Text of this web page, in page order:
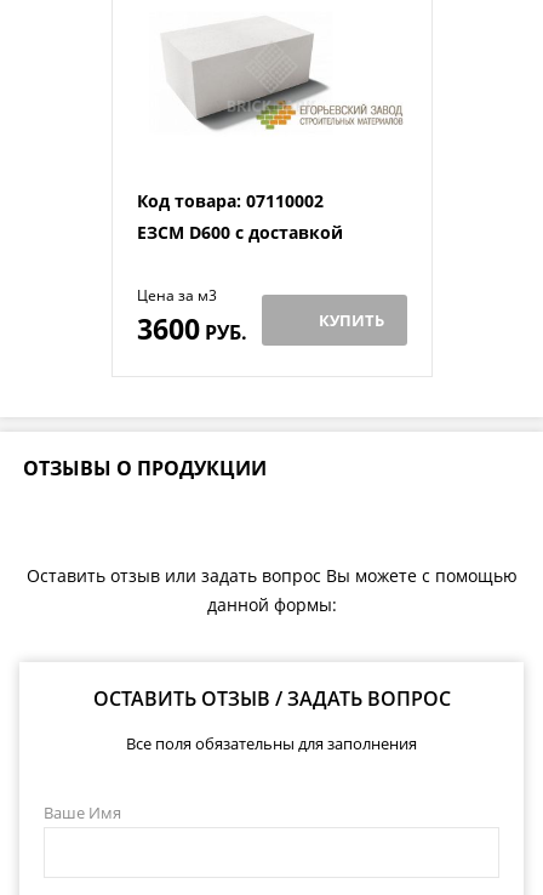
Код товара: 07110002
ЕЗСМ D600 с доставкой
Цена за м3
3600РУБ. КУПИТЬ
ОТЗЫВЫ О ПРОДУКЦИИ
Оставить отзыв или задать вопрос Вы можете с помощью
данной формы:
ОСТАВИТЬ ОТЗЫВ / ЗАДАТЬ ВОПРОС
Все поля обязательны для заполнения
Ваше Имя